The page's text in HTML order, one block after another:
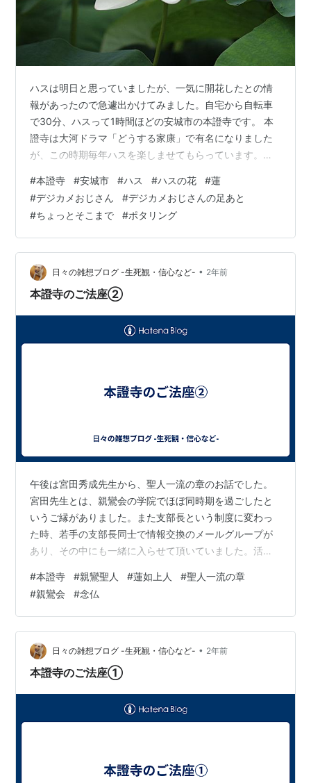
ハスは明日と思っていましたが、一気に開花したとの情
報があったので急遽出かけてみました。自宅から自転車
で30分、ハスって1時間ほどの安城市の本證寺です。 本
證寺は大河ドラマ「どうする家康」で有名になりました
が、この時期毎年ハスを楽しませてもらっています。正
た。左手の堀にはハスはありませんでした。境内端のハ
スはこれからのようです。実は、数年前まではここより
裏手の水田一面に咲くたくさんのハスが見事でそれを見
るためにきていましたが、今年は土が入っていました。
ちょっと残念です。 梅雨入り前、昼飯前のポタリングで
した。 参拝者を待つハス 矢作川を南下 とうち…
#本證寺 #安城市 #ハス #ハスの花 #蓮
#デジカメおじさん #デジカメおじさんの足あと
#ちょっとそこまで #ポタリング
日々の雑想ブログ -生死観・信心など- • 2年前
本證寺のご法座②
午後は宮田秀成先生から、聖人一流の章のお話でした。
宮田先生とは、親鸞会の学院でほぼ同時期を過ごしたと
いうご縁がありました。また支部長という制度に変わっ
た時、若手の支部長同士で情報交換のメールグループが
あり、その中にも一緒に入らせて頂いていました。活動
ことを振り返ると何とも懐かしく感じます。また私がそ
の後信心ということに悩んでいた時、メールで質問をさ
せて頂いたこともありました。そのようなご縁があった
ため、ぜひもう一度お会いしたいと思っていました。今
回本證寺に参詣させて頂いたのも、それが大きな理由で
した。 「聖人一流のおもむきは信心をもって本とせら…
#本證寺 #親鸞聖人 #蓮如上人 #聖人一流の章
#親鸞会 #念仏
日々の雑想ブログ -生死観・信心など- • 2年前
本證寺のご法座①